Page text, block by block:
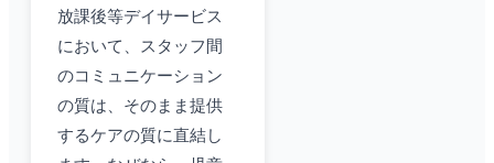
放課後等デイサービス
において、スタッフ間
のコミュニケーション
の質は、そのまま提供
するケアの質に直結し